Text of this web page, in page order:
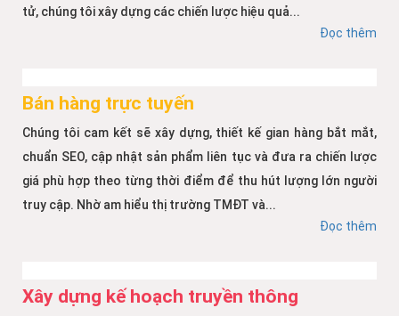
tử, chúng tôi xây dựng các chiến lược hiệu quả...
Đọc thêm
Bán hàng trực tuyến
Chúng tôi cam kết sẽ xây dựng, thiết kế gian hàng bắt mắt,
chuẩn SEO, cập nhật sản phẩm liên tục và đưa ra chiến lược
giá phù hợp theo từng thời điểm để thu hút lượng lớn người
truy cập. Nhờ am hiểu thị trường TMĐT và...
Đọc thêm
Xây dựng kế hoạch truyền thông